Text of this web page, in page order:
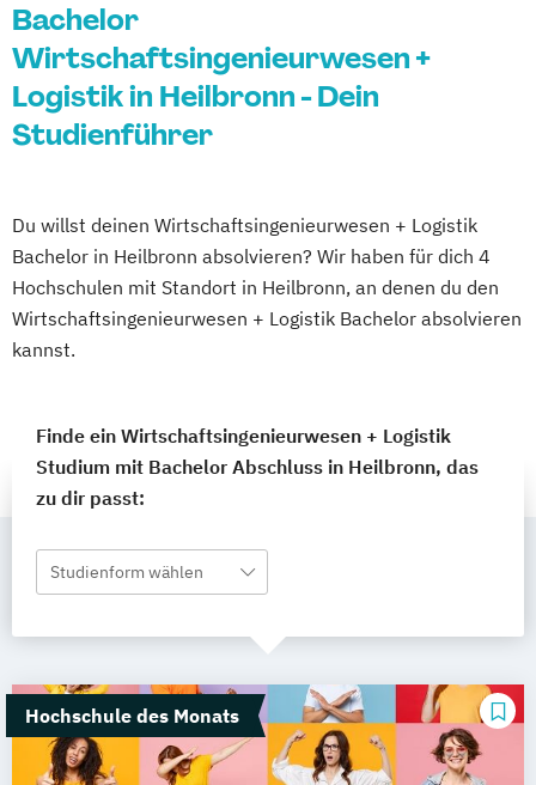
Bachelor
Wirtschaftsingenieurwesen +
Logistik in Heilbronn - Dein
Studienführer
Du willst deinen Wirtschaftsingenieurwesen + Logistik
Bachelor in Heilbronn absolvieren? Wir haben für dich 4
Hochschulen mit Standort in Heilbronn, an denen du den
Wirtschaftsingenieurwesen + Logistik Bachelor absolvieren
kannst.
Finde ein Wirtschaftsingenieurwesen + Logistik
Studium mit Bachelor Abschluss in Heilbronn, das
zu dir passt:
Studienform wählen
Hochschule des Monats